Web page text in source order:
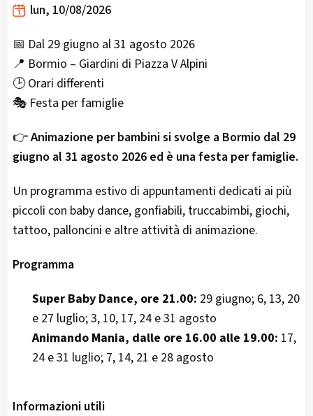
lun, 10/08/2026
📅 Dal 29 giugno al 31 agosto 2026
📍 Bormio – Giardini di Piazza V Alpini
🕒 Orari differenti
🎭 Festa per famiglie
👉Animazione per bambini si svolge a Bormio dal 29
giugno al 31 agosto 2026 ed è una festa per famiglie.
Un programma estivo di appuntamenti dedicati ai più
piccoli con baby dance, gonfiabili, truccabimbi, giochi,
tattoo, palloncini e altre attività di animazione.
Programma
Super Baby Dance, ore 21.00: 29 giugno; 6, 13, 20
e 27 luglio; 3, 10, 17, 24 e 31 agosto
Animando Mania, dalle ore 16.00 alle 19.00: 17,
24 e 31 luglio; 7, 14, 21 e 28 agosto
Informazioni utili